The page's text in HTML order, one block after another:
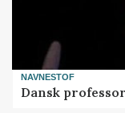
NAVNESTOF
Dansk